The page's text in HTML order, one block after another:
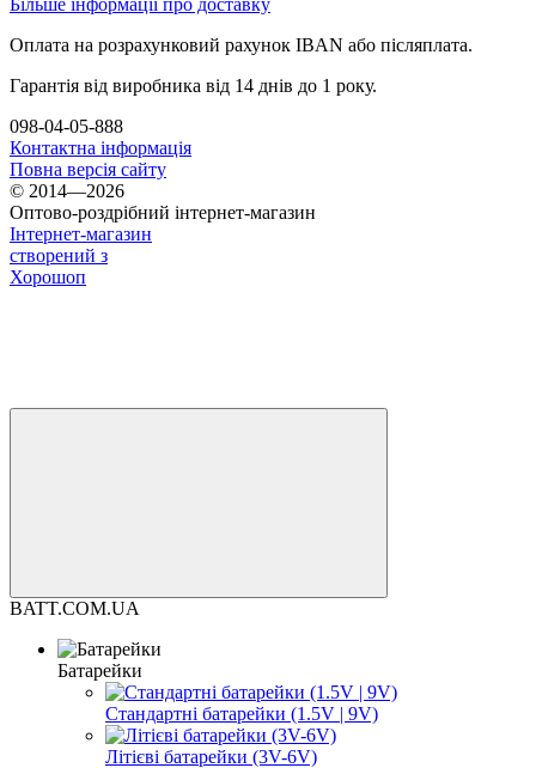
Оплата на розрахунковий рахунок IBAN або післяплата.
Гарантія від виробника від 14 днів до 1 року.
098-04-05-888
Контактна інформація
Повна версія сайту
© 2014—2026
Оптово-роздрібний інтернет-магазин
Інтернет-магазин
створений з
Хорошоп
BATT.COM.UA
Батарейки
Стандартні батарейки (1.5V | 9V)
Літієві батарейки (3V-6V)